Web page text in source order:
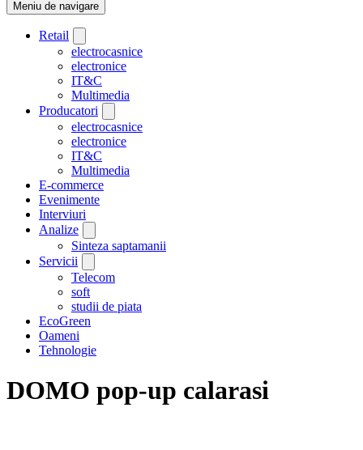
Meniu de navigare
Retail
electrocasnice
electronice
IT&C
Multimedia
Producatori
electrocasnice
electronice
IT&C
Multimedia
E-commerce
Evenimente
Interviuri
Analize
Sinteza saptamanii
Servicii
Telecom
soft
studii de piata
EcoGreen
Oameni
Tehnologie
DOMO pop-up calarasi